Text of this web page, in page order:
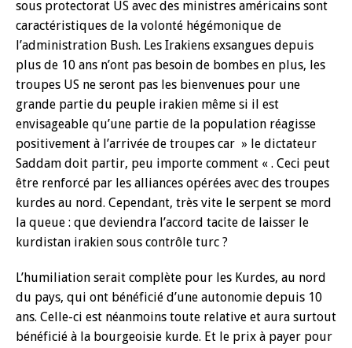
sous protectorat US avec des ministres américains sont
caractéristiques de la volonté hégémonique de
l’administration Bush. Les Irakiens exsangues depuis
plus de 10 ans n’ont pas besoin de bombes en plus, les
troupes US ne seront pas les bienvenues pour une
grande partie du peuple irakien même si il est
envisageable qu’une partie de la population réagisse
positivement à l’arrivée de troupes car » le dictateur
Saddam doit partir, peu importe comment « . Ceci peut
être renforcé par les alliances opérées avec des troupes
kurdes au nord. Cependant, très vite le serpent se mord
la queue : que deviendra l’accord tacite de laisser le
kurdistan irakien sous contrôle turc ?
L’humiliation serait complète pour les Kurdes, au nord
du pays, qui ont bénéficié d’une autonomie depuis 10
ans. Celle-ci est néanmoins toute relative et aura surtout
bénéficié à la bourgeoisie kurde. Et le prix à payer pour